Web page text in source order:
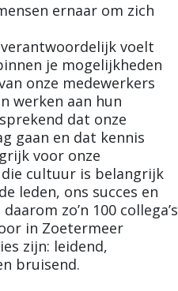
ernaar om zich
voelt
je mogelijkheden
onze medewerkers
werken aan hun
dat onze
gaan en dat kennis
voor onze
cultuur is belangrijk
leden, ons succes en
zo’n 100 collega’s
in Zoetermeer
zijn: leidend,
bruisend.